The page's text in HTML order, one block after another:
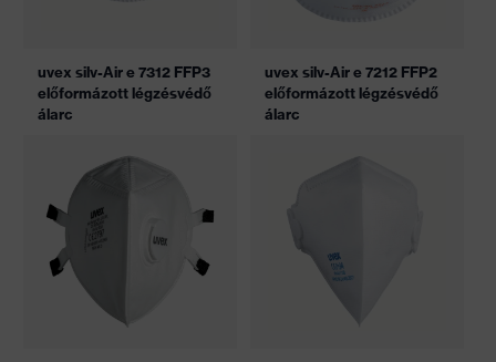
uvex silv-Air e 7312 FFP3
előformázott légzésvédő
álarc
uvex silv-Air e 7212 FFP2
előformázott légzésvédő
álarc